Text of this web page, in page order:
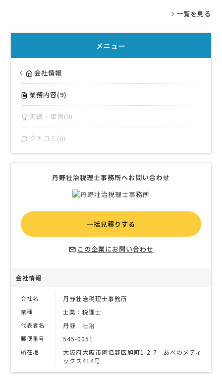
一覧を見る
メニュー
会社情報
業務内容(9)
実績・事例(0)
クチコミ(0)
丹野壮治税理士事務所へお問い合わせ
一括見積りする
この企業にお問い合わせ
会社情報
会社名 丹野壮治税理士事務所
業種 士業：税理士
代表者名 丹野 壮治
郵便番号 545-0051
所在地
大阪府大阪市阿倍野区旭町1-2-7 あべのメディ
ックス414号